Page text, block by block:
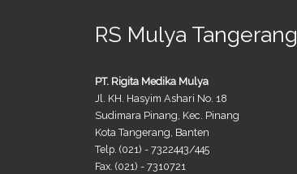
RS Mulya Tangerang
PT. Rigita Medika Mulya
Jl. KH. Hasyim Ashari No. 18
Sudimara Pinang, Kec. Pinang
Kota Tangerang, Banten
Telp. (021) - 7322443/445
Fax. (021) - 7310721